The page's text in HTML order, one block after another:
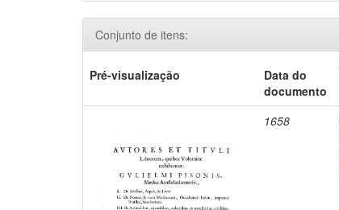
Conjunto de itens:
Pré-visualização
Data do
documento
1658